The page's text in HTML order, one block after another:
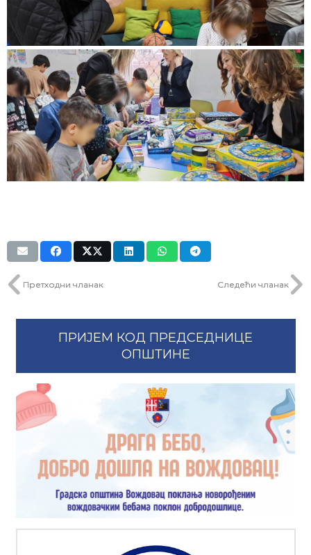
Претходни чланак Следећи чланак
ПРИЈЕМ КОД ПРЕДСЕДНИЦЕ
ОПШТИНЕ